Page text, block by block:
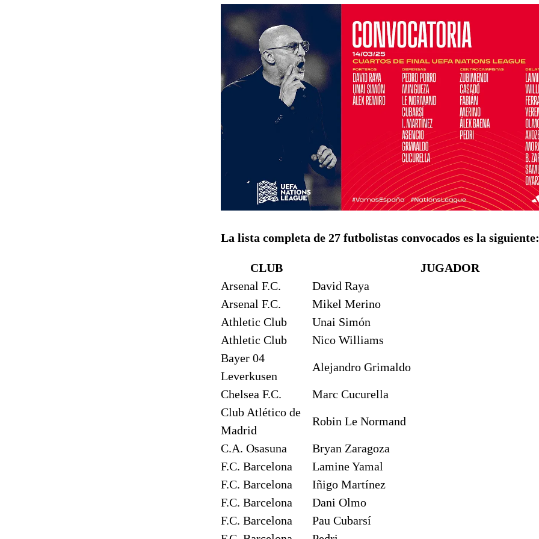
La lista completa de 27 futbolistas convocados es la
CLUB
JUGADOR
Arsenal F.C.
David Raya
Arsenal F.C.
Mikel Merino
Athletic Club
Unai Simón
Athletic Club
Nico Williams
Bayer 04
Leverkusen
Alejandro Grimaldo
Chelsea F.C.
Marc Cucurella
Club Atlético de
Madrid
Robin Le Normand
C.A. Osasuna
Bryan Zaragoza
F.C. Barcelona
Lamine Yamal
F.C. Barcelona
Iñigo Martínez
F.C. Barcelona
Dani Olmo
F.C. Barcelona
Pau Cubarsí